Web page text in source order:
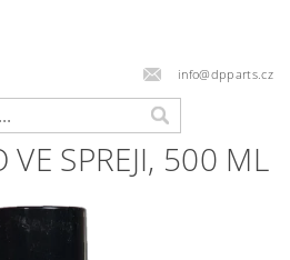
info@dpparts.cz
VE SPREJI, 500 ML